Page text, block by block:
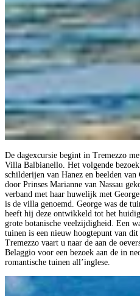
De dagexcursie begint in Tremezzo
Villa Balbianello. Het volgende
schilderijen van Hanez en beelden
door Prinses Marianne van Nassau
verband met haar huwelijk met
is de villa genoemd. George was de
heeft hij deze ontwikkeld tot het
grote botanische veelzijdigheid. Een
tuinen is een nieuw hoogtepunt van
Tremezzo vaart u naar de aan de
Belaggio voor een bezoek aan de in
romantische tuinen all’inglese.